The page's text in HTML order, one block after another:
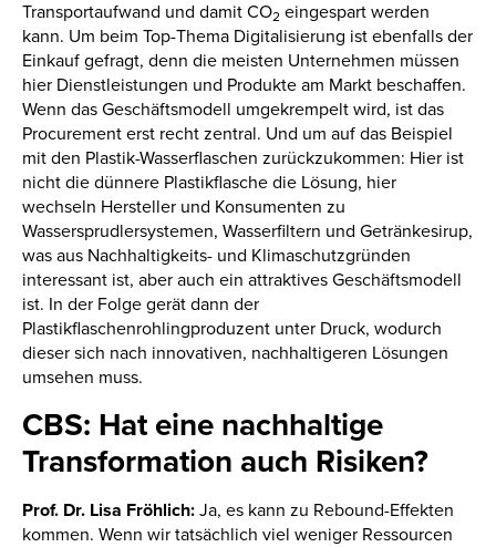
Transportaufwand und damit CO2 eingespart werden
kann. Um beim Top-Thema Digitalisierung ist ebenfalls der
Einkauf gefragt, denn die meisten Unternehmen müssen
hier Dienstleistungen und Produkte am Markt beschaffen.
Wenn das Geschäftsmodell umgekrempelt wird, ist das
Procurement erst recht zentral. Und um auf das Beispiel
mit den Plastik-Wasserflaschen zurückzukommen: Hier ist
nicht die dünnere Plastikflasche die Lösung, hier
wechseln Hersteller und Konsumenten zu
Wassersprudlersystemen, Wasserfiltern und Getränkesirup,
was aus Nachhaltigkeits- und Klimaschutzgründen
interessant ist, aber auch ein attraktives Geschäftsmodell
ist. In der Folge gerät dann der
Plastikflaschenrohlingproduzent unter Druck, wodurch
dieser sich nach innovativen, nachhaltigeren Lösungen
umsehen muss.
CBS: Hat eine nachhaltige
Transformation auch Risiken?
Prof. Dr. Lisa Fröhlich: Ja, es kann zu Rebound-Effekten
kommen. Wenn wir tatsächlich viel weniger Ressourcen